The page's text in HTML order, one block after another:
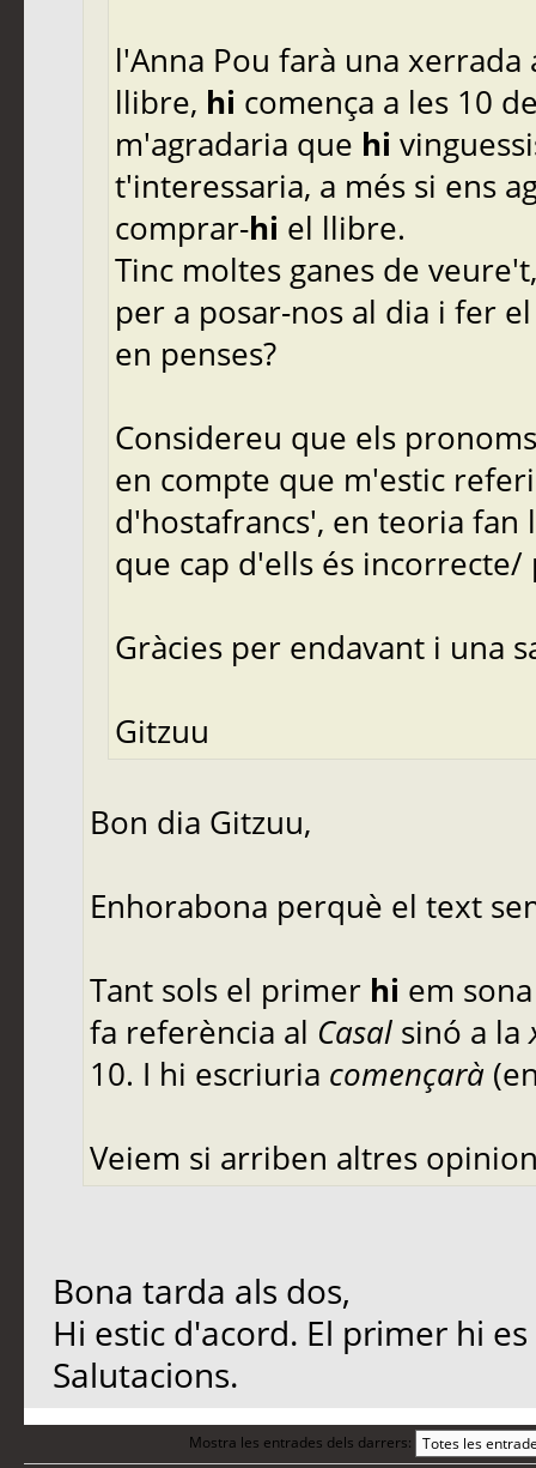
l'Anna Pou farà una xerrada
llibre, hi comença a les 10
m'agradaria que hi
t'interessaria, a més si ens
comprar-hi el llibre.
Tinc moltes ganes de
per a posar-nos al dia i fer
en penses?
Considereu que els
en compte que m'estic
d'hostafrancs', en teoria fan
que cap d'ells és
Gràcies per endavant i una
Gitzuu
Bon dia Gitzuu,
Enhorabona perquè el text
Tant sols el primer hi em
fa referència al Casalsinó a la
10. I hi escriuria començarà
Veiem si arriben altres
Bona tarda als dos,
Hi estic d'acord. El primer hi
Salutacions.
Mostra les entrades dels darrers: